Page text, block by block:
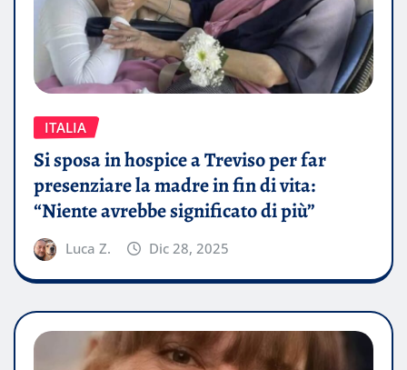
ITALIA
Si sposa in hospice a Treviso per far
presenziare la madre in fin di vita:
“Niente avrebbe significato di più”
Luca Z. Dic 28, 2025